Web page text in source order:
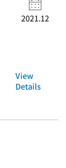
2021.12
View
Details